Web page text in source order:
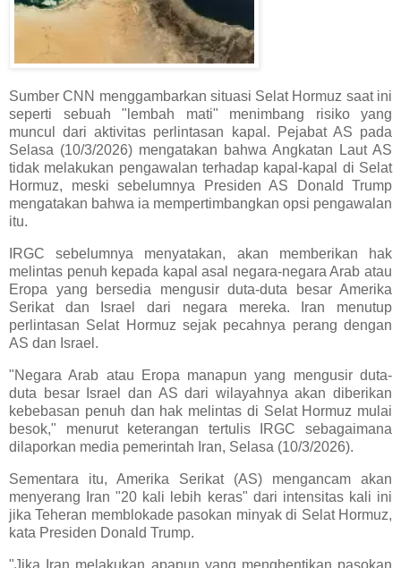
Sumber CNN menggambarkan situasi Selat Hormuz saat ini
seperti sebuah "lembah mati" menimbang risiko yang
muncul dari aktivitas perlintasan kapal. Pejabat AS pada
Selasa (10/3/2026) mengatakan bahwa Angkatan Laut AS
tidak melakukan pengawalan terhadap kapal-kapal di Selat
Hormuz, meski sebelumnya Presiden AS Donald Trump
mengatakan bahwa ia mempertimbangkan opsi pengawalan
itu.
IRGC sebelumnya menyatakan, akan memberikan hak
melintas penuh kepada kapal asal negara-negara Arab atau
Eropa yang bersedia mengusir duta-duta besar Amerika
Serikat dan Israel dari negara mereka. Iran menutup
perlintasan Selat Hormuz sejak pecahnya perang dengan
AS dan Israel.
"Negara Arab atau Eropa manapun yang mengusir duta-
duta besar Israel dan AS dari wilayahnya akan diberikan
kebebasan penuh dan hak melintas di Selat Hormuz mulai
besok," menurut keterangan tertulis IRGC sebagaimana
dilaporkan media pemerintah Iran, Selasa (10/3/2026).
Sementara itu, Amerika Serikat (AS) mengancam akan
menyerang Iran "20 kali lebih keras" dari intensitas kali ini
jika Teheran memblokade pasokan minyak di Selat Hormuz,
kata Presiden Donald Trump.
"Jika Iran melakukan apapun yang menghentikan pasokan